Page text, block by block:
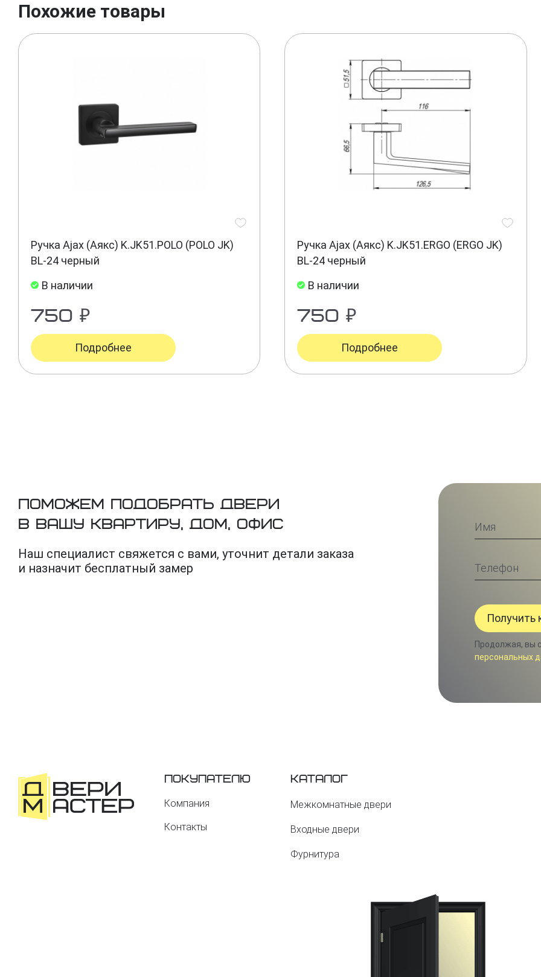
Похожие товары
Ручка Ajax (Аякс) K.JK51.POLO (POLO JK)
BL-24 черный
В наличии
750 ₽
Подробнее
Ручка Ajax (Аякс) K.JK51.ERGO (ERGO JK)
BL-24 черный
В наличии
750 ₽
Подробнее
Поможем подобрать двери
в вашу квартиру, дом, офис
Наш специалист свяжется с вами, уточнит детали заказа
и назначит бесплатный замер
Продолжая, вы
персональных
Покупателю
Компания
Контакты
Каталог
Межкомнатные двери
Входные двери
Фурнитура